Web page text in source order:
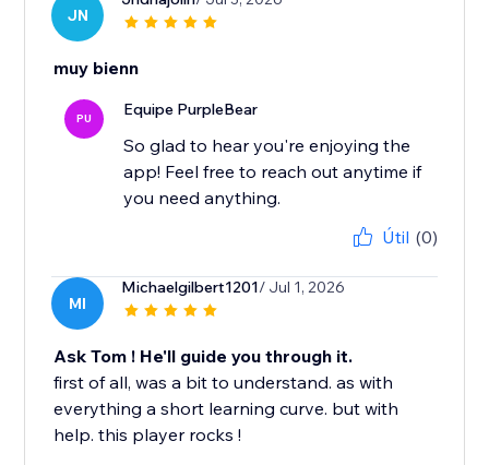
JN
muy bienn
PU Equipe PurpleBear
So glad to hear you're enjoying the
app! Feel free to reach out anytime if
you need anything.
Útil (0)
MI
Michaelgilbert1201/ Jul 1, 2026
Ask Tom ! He'll guide you through it.
first of all, was a bit to understand. as with
everything a short learning curve. but with
help. this player rocks !